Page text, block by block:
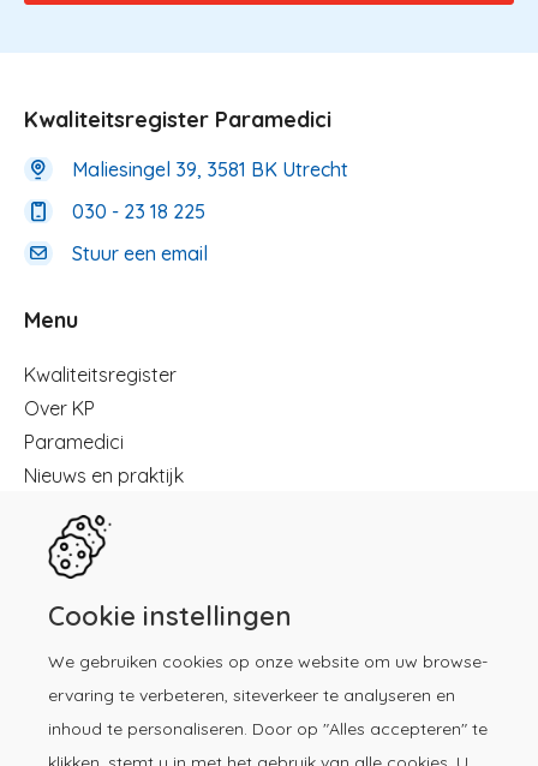
Cookie instellingen
We gebruiken cookies op onze website om uw browse-
ervaring te verbeteren, siteverkeer te analyseren en
inhoud te personaliseren. Door op "Alles accepteren" te
Kwaliteitsregister Paramedici
Maliesingel 39, 3581 BK Utrecht
030 - 23 18 225
Stuur een email
Menu
Menu
Kwaliteitsregister
Over KP
Paramedici
Nieuws en praktijk
Registreren
Kennisbibliotheek
Herregistratie
Contact